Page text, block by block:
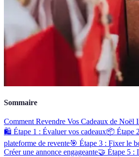
Sommaire
Comment Revendre Vos Cadeaux de Noël
🛍️ Étape 1 : Évaluer vos cadeaux📦 Étape
plateforme de revente🎯 Étape 3 : Fixer le
Créer une annonce engageante🤝 Étape 5 :